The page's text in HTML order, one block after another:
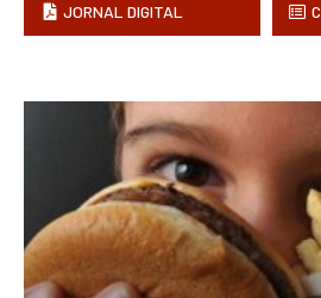
JORNAL DIGITAL